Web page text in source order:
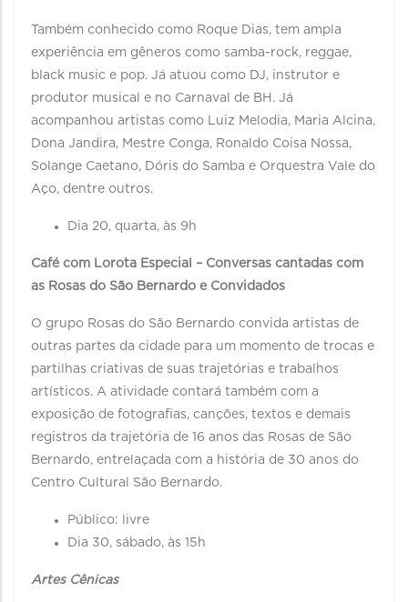
Também conhecido como Roque Dias, tem ampla
experiência em gêneros como samba-rock, reggae,
black music e pop. Já atuou como DJ, instrutor e
produtor musical e no Carnaval de BH. Já
acompanhou artistas como Luiz Melodia, Maria Alcina,
Dona Jandira, Mestre Conga, Ronaldo Coisa Nossa,
Solange Caetano, Dóris do Samba e Orquestra Vale do
Aço, dentre outros.
Dia 20, quarta, às 9h
Café com Lorota Especial – Conversas cantadas com
as Rosas do São Bernardo e Convidados
O grupo Rosas do São Bernardo convida artistas de
outras partes da cidade para um momento de trocas e
partilhas criativas de suas trajetórias e trabalhos
artísticos. A atividade contará também com a
exposição de fotografias, canções, textos e demais
registros da trajetória de 16 anos das Rosas de São
Bernardo, entrelaçada com a história de 30 anos do
Centro Cultural São Bernardo.
Público: livre
Dia 30, sábado, às 15h
Artes Cênicas